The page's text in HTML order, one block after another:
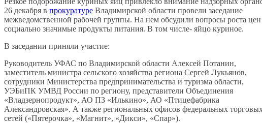
26 декабря в прокуратуре Владимирской области провели заседание
межведомственной рабочей группы. На нем обсудили вопросы роста цен
социально значимые продукты питания. В том числе- яйцо куриное.
В заседании приняли участие:
Руководитель УФАС по Владимирской области Алексей Потанин,
заместитель министра сельского хозяйства региона Сергей Лукьянов,
сотрудники Министерства предпринимательства и туризма области,
УЭБиПК УМВД России по региону, представители Объединения
«Владзернопродукт», АО ПЗ «Илькино», АО «Птицефабрика
Александровская». А также региональных офисов федеральных
сетей («Пятерочка», «Магнит», «Дикси», «Спар»).